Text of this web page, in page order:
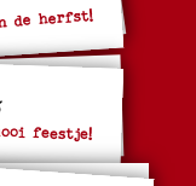
de herfst!
feestje!